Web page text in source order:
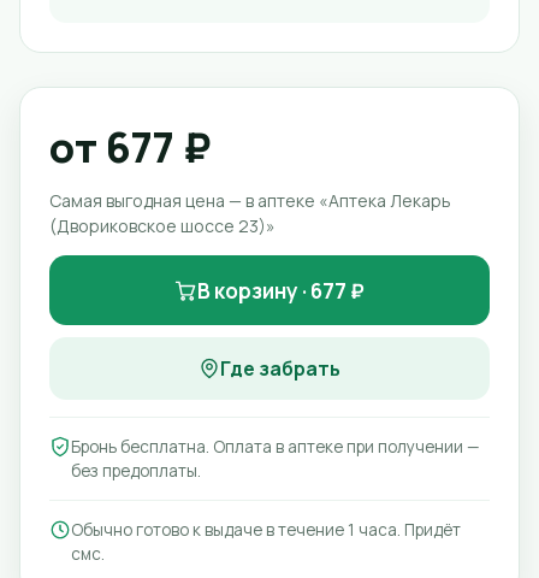
от 677 ₽
Самая выгодная цена — в аптеке «Аптека Лекарь
(Двориковское шоссе 23)»
В корзину · 677 ₽
Где забрать
Бронь бесплатна. Оплата в аптеке при получении —
без предоплаты.
Обычно готово к выдаче в течение 1 часа. Придёт
смс.